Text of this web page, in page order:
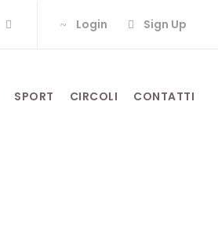
Login Sign Up
SPORT CIRCOLI CONTATTI